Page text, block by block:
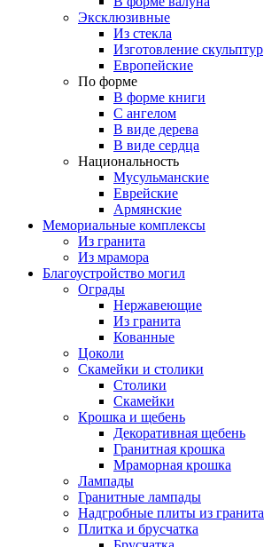
Эксклюзивные
Из стекла
Изготовление скульптур
Европейские
По форме
В форме книги
С ангелом
В виде дерева
В виде сердца
Национальность
Мусульманские
Еврейские
Армянские
Мемориальные комплексы
Из гранита
Из мрамора
Благоустройство могил
Ограды
Нержавеющие
Из гранита
Кованные
Цоколи
Скамейки и столики
Столики
Скамейки
Крошка и щебень
Декоративная щебень
Гранитная крошка
Мраморная крошка
Лампады
Гранитные лампады
Надгробные плиты из гранита
Плитка и брусчатка